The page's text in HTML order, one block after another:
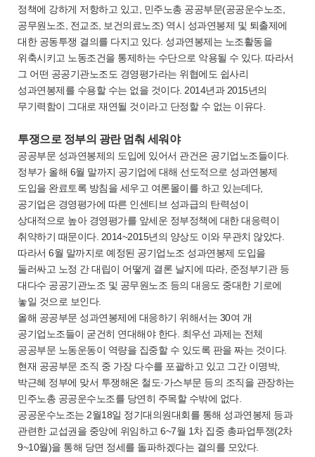
정책에 강하게 저항하고 있고, 민주노총 공공부문(공공운수노조,
공무원노조, 전교조, 보건의료노조) 역시 성과연봉제 및 퇴출제에
대한 공동투쟁 결의를 다지고 있다. 성과연봉제는 노조활동을
위축시키고 노동조건을 통제하는 수단으로 악용될 수 있다. 따라서
그 어떤 공공기관노조도 경영평가라는 위협에도 쉽사리
성과연봉제를 수용할 수는 없을 것이다. 2014년과 2015년의
무기력함이 그대로 재연될 것이라고 단정할 수 없는 이유다.
투쟁으로 정부의 광란 멈춰 세워야
공공부문 성과연봉제의 도입에 있어서 관건은 공기업노조들이다.
정부가 올해 6월 말까지 공기업에 대해 선도적으로 성과연봉제
도입을 완료토록 방침을 세우고 여론몰이를 하고 있는데다,
공기업은 경영평가에 따른 인센티브 성과급의 탄력성이
상대적으로 높아 경영평가를 앞세운 정부정책에 대한 대응력이
취약하기 때문이다. 2014~2015년의 양상도 이와 무관치 않았다.
따라서 6월 말까지로 예정된 공기업노조 성과연봉제 도입을
둘러싸고 노정 간 대립이 어떻게 결론 날지에 따라, 준정부기관 등
대다수 공공기관노조 및 공무원노조 등의 대응도 중대한 기로에
놓일 것으로 보인다.
올해 공공부문 성과연봉제에 대응하기 위해서는 30여 개
공기업노조들이 굳건히 연대해야 한다. 최우선 과제는 전체
공공부문 노동운동이 역량을 집중할 수 있도록 판을 짜는 것이다.
현재 공공부문 조직 중 가장 다수를 포괄하고 있고 그간 이명박,
박근혜 정부에 맞서 투쟁해온 철도·가스부문 등의 조직을 관장하는
민주노총 공공운수노조를 당연히 주목할 수밖에 없다.
공공운수노조는 2월18일 정기대의원대회를 통해 성과연봉제 등과
관련한 교섭권을 중앙에 위임하고 6~7월 1차 집중 총파업투쟁(2차
9~10월)을 통해 당면 정세를 돌파하겠다는 결의를 모았다.